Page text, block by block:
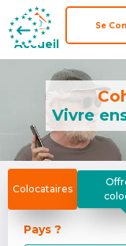
Accueil
Se
Accueil
Se
Vivre
Colocataires
Pays ?